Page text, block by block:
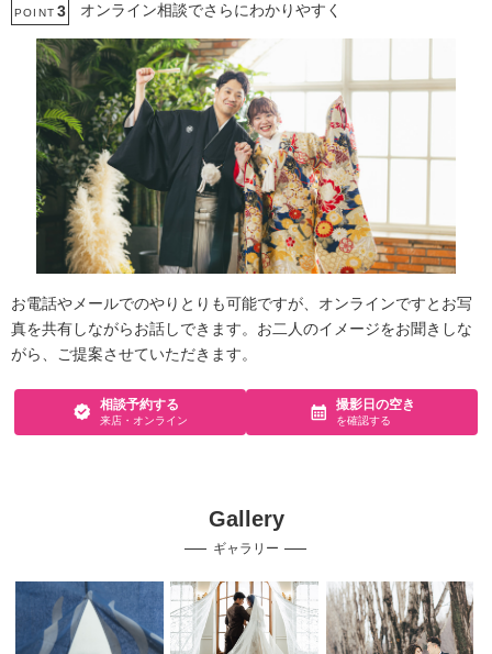
POINT 3 オンライン相談でさらにわかりやすく
お電話やメールでのやりとりも可能ですが、オンラインですとお写
真を共有しながらお話しできます。お二人のイメージをお聞きしな
がら、ご提案させていただきます。
相談予約する
来店・オンライン
撮影日の空き
を確認する
Gallery
ギャラリー